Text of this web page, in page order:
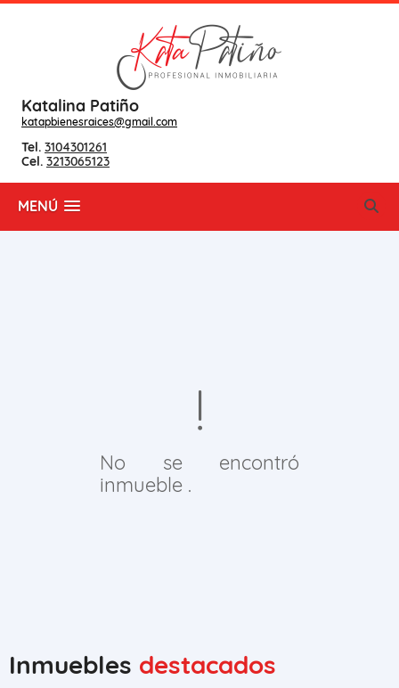
Katalina Patiño
katapbienesraices@gmail.com
Tel. 3104301261
Cel. 3213065123
MENÚ
No se encontró
inmueble .
Inmuebles destacados